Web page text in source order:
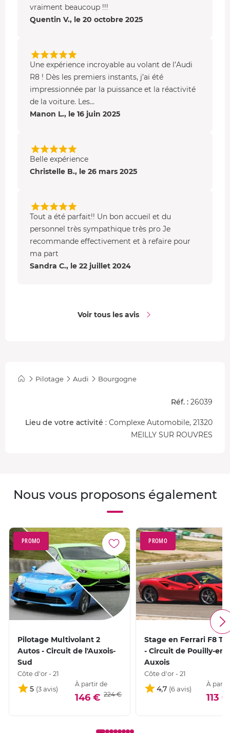
vraiment beaucoup !!!
Quentin V., le 20 octobre 2025
Une expérience incroyable au volant de l’Audi
R8 ! Dès les premiers instants, j’ai été
impressionnée par la puissance et la réactivité
de la voiture. Les...
Manon L., le 16 juin 2025
Belle expérience
Christelle B., le 26 mars 2025
Tout a été parfait!! Un bon accueil et du
personnel très sympathique très pro Je
recommande effectivement et à refaire pour
ma part
Sandra C., le 22 juillet 2024
Voir tous les avis
Pilotage Audi Bourgogne
Réf. : 26039
Lieu de votre activité : Complexe Automobile, 21320
MEILLY SUR ROUVRES
Nous vous proposons également
PROMO
Pilotage Multivolant 2
Autos - Circuit de l'Auxois-
Sud
Côte d'or - 21
5
À partir de
146 € 224 €
PROMO
Stage en Ferrari F8
- Circuit de Pouilly-en-
Auxois
Côte d'or - 21
4,7
À
113 €